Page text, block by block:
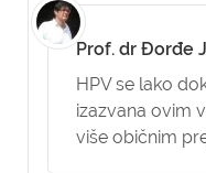
Prof. dr Đorđe
HPV se lako
izazvana ovim
više običnim